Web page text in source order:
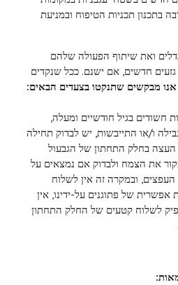
בתכנון תכניות הטיפוח ובמניעת
ואת שיתוף הפעולה שלהם
גזעים חדשים, אם ישנם. ככל שנקדים
אנו מבקשים שתנקטו בצעדים הבאים:
חשודים בגיל חודשיים ומעלה,
ו/או התייבשות, יש לבדוק תחילה
בחלק התחתון של הגבעול
לעקור את הצמח ולבדוק אם נמצאים על
ובמקרה זה אין לשלוח
אפשרית של פתוגנים על-ידינו, אין
לשלוח קטעים של החלק התחתון